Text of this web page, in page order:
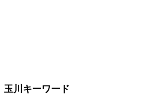
玉川キーワード